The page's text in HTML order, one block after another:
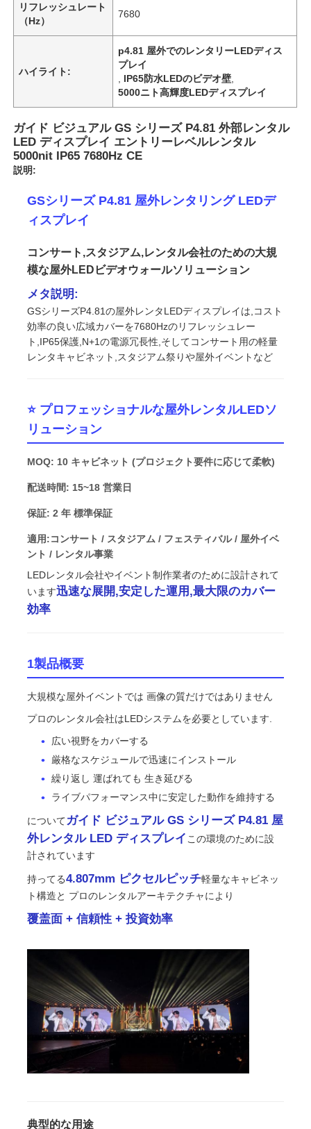
ホーム
製品
VRショー
私たちについて
品質管理
お問い合わせ
ニュース
引金 を 求め て ください
LED ビデオウォールディスプレイ
コンサートLEDスクリーン
ステージLEDスクリーンレンタル
コブLEDビデオ壁
透明なLEDディスプレイ
リフレッシュレート
（Hz）
7680
ハイライト:
p4.81 屋外でのレンタリーLEDディス
プレイ
IP65防水LEDのビデオ壁
5000ニト高輝度LEDディスプレイ
ガイド ビジュアル GS シリーズ P4.81 外部レンタル
LED ディスプレイ エントリーレベルレンタル
5000nit IP65 7680Hz CE
説明:
GSシリーズ P4.81 屋外レンタリング LEDデ
ィスプレイ
コンサート,スタジアム,レンタル会社のための大規
模な屋外LEDビデオウォールソリューション
メタ説明:
GSシリーズP4.81の屋外レンタLEDディスプレイは,コスト
効率の良い広域カバーを7680Hzのリフレッシュレー
ト,IP65保護,N+1の電源冗長性,そしてコンサート用の軽量
レンタキャビネット,スタジアム祭りや屋外イベントなど
⭐ プロフェッショナルな屋外レンタルLEDソ
リューション
MOQ: 10 キャビネット (プロジェクト要件に応じて柔軟)
配送時間: 15~18 営業日
保証: 2 年 標準保証
適用:コンサート / スタジアム / フェスティバル / 屋外イベ
ント / レンタル事業
LEDレンタル会社やイベント制作業者のために設計されて
います迅速な展開,安定した運用,最大限のカバー
効率
1製品概要
大規模な屋外イベントでは 画像の質だけではありません
プロのレンタル会社はLEDシステムを必要としています.
広い視野をカバーする
厳格なスケジュールで迅速にインストール
繰り返し 運ばれても 生き延びる
ライブパフォーマンス中に安定した動作を維持する
についてガイド ビジュアル GS シリーズ P4.81 屋
外レンタル LED ディスプレイ この環境のために設
計されています
持ってる4.807mm ピクセルピッチ軽量なキャビネッ
ト構造と プロのレンタルアーキテクチャにより
覆盖面 + 信頼性 + 投資効率
典型的な用途